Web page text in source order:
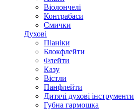
Віолончелі
Контрабаси
Смички
Духові
Піаніки
Блокфлейти
Флейти
Казу
Вістли
Панфлейти
Дитячі духові інструменти
Губна гармошка